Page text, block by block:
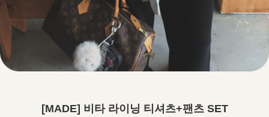
[MADE] 비타 라이닝 티셔츠+팬츠 SET